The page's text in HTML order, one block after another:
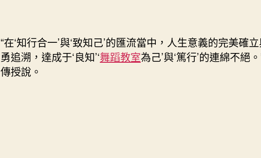
“在‘知行合一’與‘致知己’的匯流當中，人生意義的完美確
勇追溯，達成于‘良知’‘舞蹈教室為己’與‘篤行’的連綿不絕
傳授說。